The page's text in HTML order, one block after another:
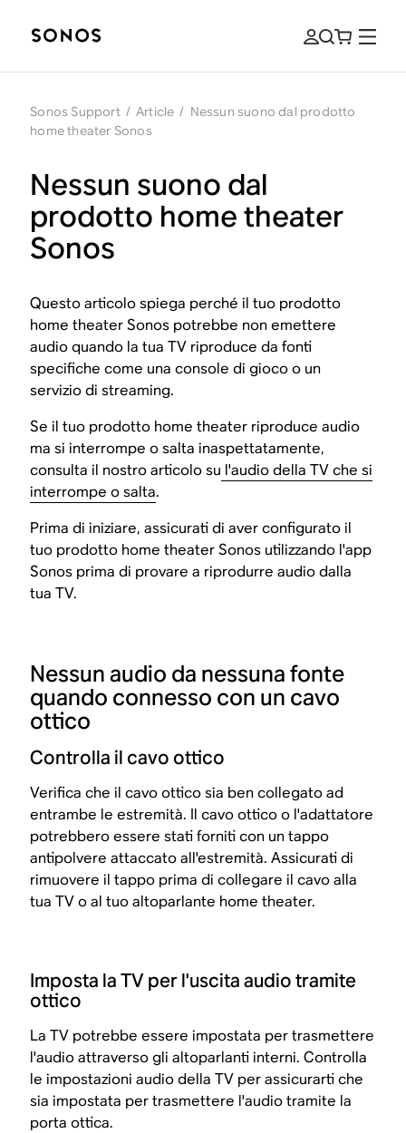
Sonos Support / Article / Nessun suono dal prodotto
home theater Sonos
Nessun suono dal
prodotto home theater
Sonos
Questo articolo spiega perché il tuo prodotto
home theater Sonos potrebbe non emettere
audio quando la tua TV riproduce da fonti
specifiche come una console di gioco o un
servizio di streaming.
Se il tuo prodotto home theater riproduce audio
ma si interrompe o salta inaspettatamente,
consulta il nostro articolo su l'audio della TV che si
interrompe o salta.
Prima di iniziare, assicurati di aver configurato il
tuo prodotto home theater Sonos utilizzando l'app
Sonos prima di provare a riprodurre audio dalla
tua TV.
Nessun audio da nessuna fonte
quando connesso con un cavo
ottico
Controlla il cavo ottico
Verifica che il cavo ottico sia ben collegato ad
entrambe le estremità. Il cavo ottico o l'adattatore
potrebbero essere stati forniti con un tappo
antipolvere attaccato all'estremità. Assicurati di
rimuovere il tappo prima di collegare il cavo alla
tua TV o al tuo altoparlante home theater.
Imposta la TV per l'uscita audio tramite
ottico
La TV potrebbe essere impostata per trasmettere
l'audio attraverso gli altoparlanti interni. Controlla
le impostazioni audio della TV per assicurarti che
sia impostata per trasmettere l'audio tramite la
porta ottica.